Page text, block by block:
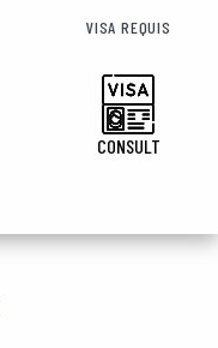
VISA REQUIS
CONSULT